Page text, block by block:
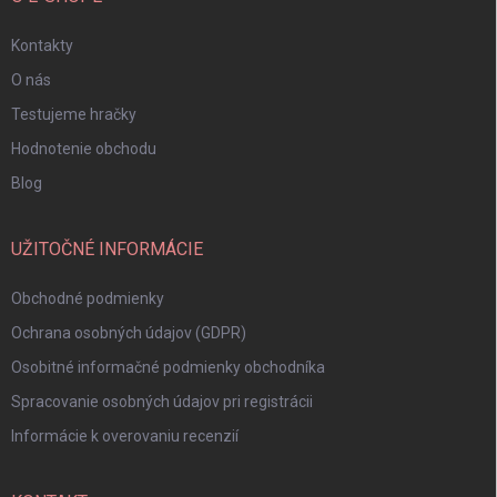
Kontakty
O nás
Testujeme hračky
Hodnotenie obchodu
Blog
UŽITOČNÉ INFORMÁCIE
Obchodné podmienky
Ochrana osobných údajov (GDPR)
Osobitné informačné podmienky obchodníka
Spracovanie osobných údajov pri registrácii
Informácie k overovaniu recenzií